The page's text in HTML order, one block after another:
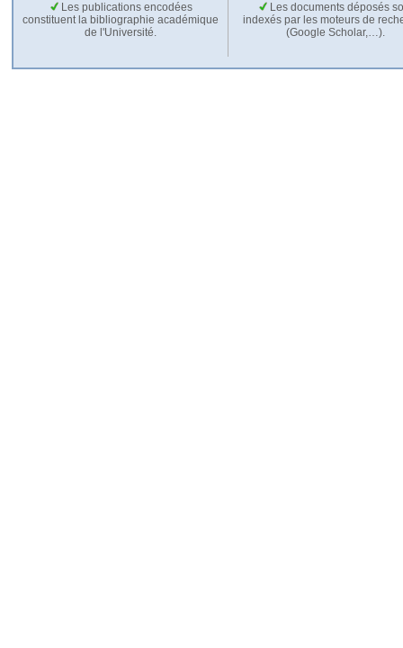
Les publications encodées
constituent la bibliographie académique
de l'Université.
Les documents déposés
indexés par les moteurs de
(Google Scholar,…).